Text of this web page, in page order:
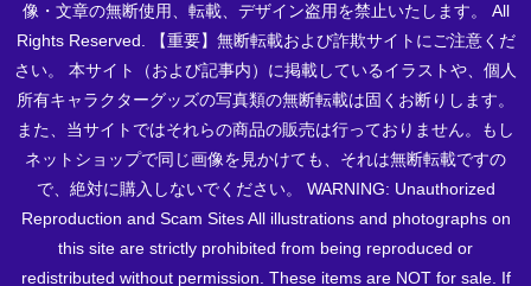
像・文章の無断使用、転載、デザイン盗用を禁止いたします。 All
Rights Reserved. 【重要】無断転載および詐欺サイトにご注意くだ
さい。 本サイト（および記事内）に掲載しているイラストや、個人
所有キャラクターグッズの写真類の無断転載は固くお断りします。
また、当サイトではそれらの商品の販売は行っておりません。もし
ネットショップで同じ画像を見かけても、それは無断転載ですの
で、絶対に購入しないでください。 WARNING: Unauthorized
Reproduction and Scam Sites All illustrations and photographs on
this site are strictly prohibited from being reproduced or
redistributed without permission. These items are NOT for sale. If